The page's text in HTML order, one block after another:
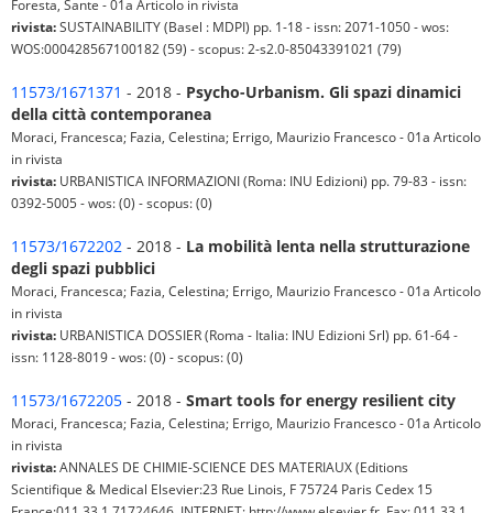
Foresta, Sante - 01a Articolo in rivista
rivista:SUSTAINABILITY (Basel : MDPI) pp. 1-18 - issn: 2071-1050 - wos:
WOS:000428567100182 (59) - scopus: 2-s2.0-85043391021 (79)
11573/1671371 - 2018 - Psycho-Urbanism. Gli spazi dinamici
della città contemporanea
Moraci, Francesca; Fazia, Celestina; Errigo, Maurizio Francesco - 01a Articolo
in rivista
rivista: URBANISTICA INFORMAZIONI (Roma: INU Edizioni) pp. 79-83 - issn:
0392-5005 - wos: (0) - scopus: (0)
11573/1672202 - 2018 - La mobilità lenta nella strutturazione
degli spazi pubblici
Moraci, Francesca; Fazia, Celestina; Errigo, Maurizio Francesco - 01a Articolo
in rivista
rivista: URBANISTICA DOSSIER (Roma - Italia: INU Edizioni Srl) pp. 61-64 -
issn: 1128-8019 - wos: (0) - scopus: (0)
11573/1672205 - 2018 - Smart tools for energy resilient city
Moraci, Francesca; Fazia, Celestina; Errigo, Maurizio Francesco - 01a Articolo
in rivista
rivista:ANNALES DE CHIMIE-SCIENCE DES MATERIAUX (Editions
Scientifique & Medical Elsevier:23 Rue Linois, F 75724 Paris Cedex 15